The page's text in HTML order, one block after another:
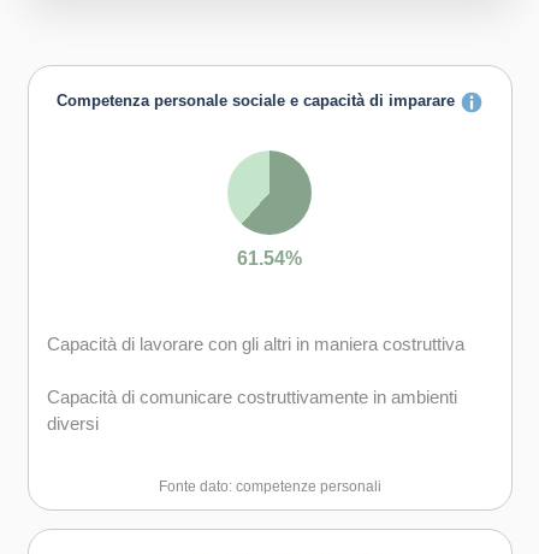
Competenza personale sociale e capacità di imparare
61.54%
Capacità di lavorare con gli altri in maniera costruttiva
Capacità di comunicare costruttivamente in ambienti
diversi
Capacità di creare fiducia e provare empatia
Capacità di esprimere e comprendere punti di vista
Fonte dato: competenze personali